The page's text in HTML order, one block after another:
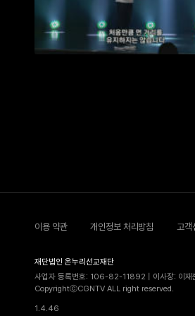
이용 약관 개인정보 처리방침 고객
재단법인 온누리선교재단
사업자 등록번호: 106-82-11892 | 이사장: 이
CopyrightⓒCGNTV ALL right reserved.
1.4.46